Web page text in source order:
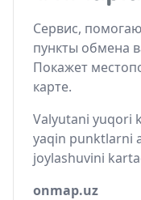
Сервис,
пункты обмена
Покажет
карте.
Valyutani yuqori
yaqin punktlarni
joylashuvini
onmap.uz